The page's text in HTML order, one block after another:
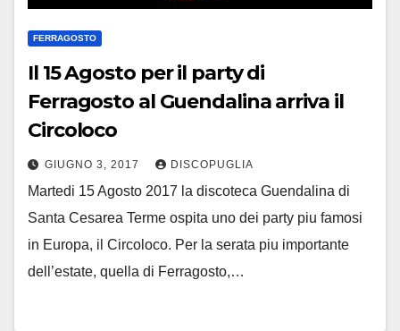
FERRAGOSTO
Il 15 Agosto per il party di
Ferragosto al Guendalina arriva il
Circoloco
GIUGNO 3, 2017 DISCOPUGLIA
Martedi 15 Agosto 2017 la discoteca Guendalina di
Santa Cesarea Terme ospita uno dei party piu famosi
in Europa, il Circoloco. Per la serata piu importante
dell’estate, quella di Ferragosto,…